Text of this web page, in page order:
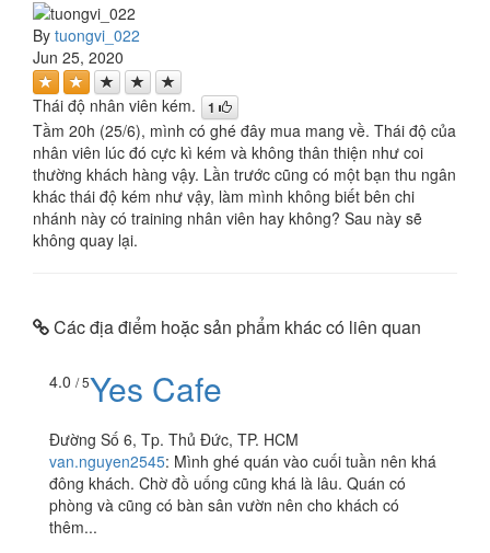
By tuongvi_022
Jun 25, 2020
Thái độ nhân viên kém. 1
Tầm 20h (25/6), mình có ghé đây mua mang về. Thái độ của
nhân viên lúc đó cực kì kém và không thân thiện như coi
thường khách hàng vậy. Lần trước cũng có một bạn thu ngân
khác thái độ kém như vậy, làm mình không biết bên chi
nhánh này có training nhân viên hay không? Sau này sẽ
không quay lại.
Các địa điểm hoặc sản phẩm khác có liên quan
4.0 / 5Yes Cafe
Đường Số 6, Tp. Thủ Đức, TP. HCM
van.nguyen2545: Mình ghé quán vào cuối tuần nên khá
đông khách. Chờ đồ uống cũng khá là lâu. Quán có
phòng và cũng có bàn sân vườn nên cho khách có
thêm...